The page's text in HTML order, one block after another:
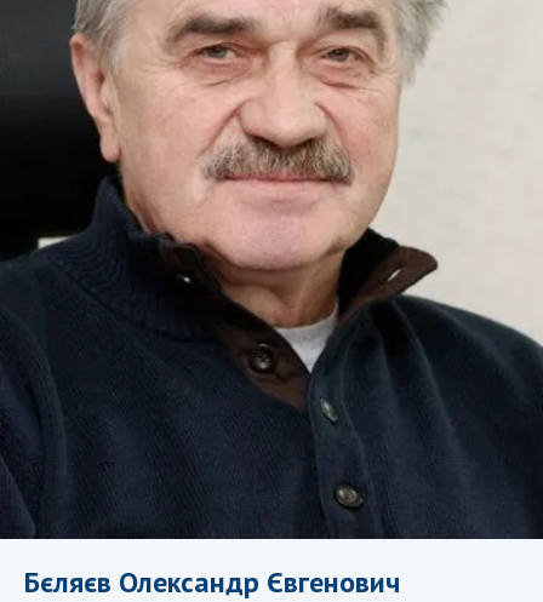
СТРУКТУРА
Президія НАН України
Апарат Президії
Секція фізико-технічних і математичних
наук
Секція хімічних і біологічних наук
Секція суспільних і гуманітарних наук
Установи при Президії
Ради, комітети та комісії
Наукові центри МОН та НАН України
Громадські організації
ДІЯЛЬНІСТЬ
Бєляєв Олександр Євгенович